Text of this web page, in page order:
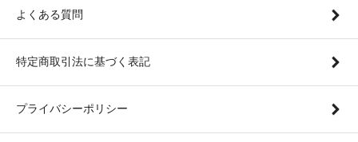
よくある質問
特定商取引法に基づく表記
プライバシーポリシー